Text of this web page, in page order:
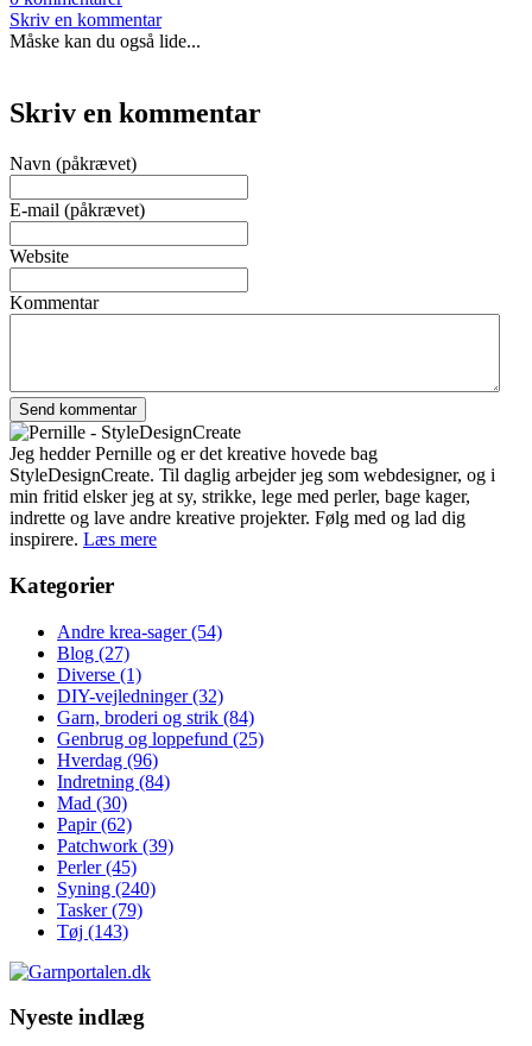
Skriv en kommentar
Måske kan du også lide...
Skriv en kommentar
Navn (påkrævet)
E-mail (påkrævet)
Website
Kommentar
Jeg hedder Pernille og er det kreative hovede bag
StyleDesignCreate. Til daglig arbejder jeg som webdesigner, og i
min fritid elsker jeg at sy, strikke, lege med perler, bage kager,
indrette og lave andre kreative projekter. Følg med og lad dig
inspirere. Læs mere
Kategorier
Andre krea-sager(54)
Blog (27)
Diverse (1)
DIY-vejledninger(32)
Garn, broderi og strik (84)
Genbrug og loppefund (25)
Hverdag (96)
Indretning (84)
Mad (30)
Papir(62)
Patchwork (39)
Perler(45)
Syning (240)
Tasker(79)
Tøj (143)
Nyeste indlæg